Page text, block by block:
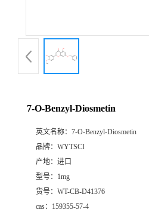
7-O-Benzyl-Diosmetin
英文名称： 7-O-Benzyl-Diosmetin
品牌： WYTSCI
产地： 进口
型号： 1mg
货号： WT-CB-D41376
cas： 159355-57-4